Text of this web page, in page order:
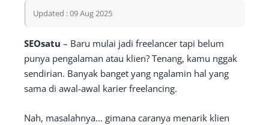
Updated : 09 Aug 2025
SEOsatu – Baru mulai jadi freelancer tapi belum
punya pengalaman atau klien? Tenang, kamu nggak
sendirian. Banyak banget yang ngalamin hal yang
sama di awal-awal karier freelancing.
Nah, masalahnya… gimana caranya menarik klien